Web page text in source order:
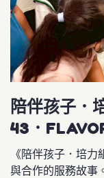
陪伴孩子．
43．
室
《陪伴孩子．培
與合作的服務故事